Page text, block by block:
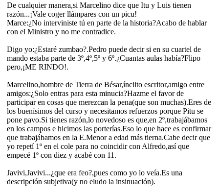
De cualquier manera,si Marcelino dice que Itu y Luis tienen
razón...¡Vale coger llámpares con un picu!
Marce:¿No interviniste tú en parte de la historia?Acabo de hablar
con el Ministro y no me contradice.
Digo yo:¿Estaré zumbao?.Pedro puede decir si en su cuartel de
mando estaba parte de 3º,4º,5º y 6º.¿Cuantas aulas había?Flipo
pero,¡ME RINDO!.
Marcelino,hombre de Tierra de Bésar,ínclito escritor,amigo entre
amigos:¿Solo entras para esta minucia?Hazme el favor de
participar en cosas que merezcan la pena(que son muchas).Eres de
los buenísimos del curso y necesitamos refuerzos porque Pitu se
pone pavo.Si tienes razón,lo novedoso es que,en 2º,trabajábamos
en los campos e hicimos las porterías.Eso lo que hace es confirmar
que trabajábamos en la E.Menor a edad más tierna.Cabe decir que
yo repetí 1º en el cole para no coincidir con Alfredo,así que
empecé 1º con diez y acabé con 11.
Javivi,Javivi...¿que era feo?,pues como yo lo veía.Es una
descripción subjetiva(y no eludo la insinuación).